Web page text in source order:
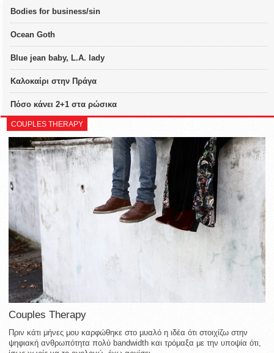
Bodies for business/sin
Ocean Goth
Blue jean baby, L.A. lady
Καλοκαίρι στην Πράγα
Πόσο κάνει 2+1 στα ρώσικα
COUPLES THERAPY
Couples Therapy
Πριν κάτι μήνες μου καρφώθηκε στο μυαλό η ιδέα ότι στοιχίζω στην
ψηφιακή ανθρωπότητα πολύ bandwidth και τρόμαξα με την υποψία ότι,